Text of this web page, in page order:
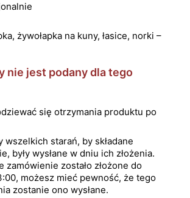
żywołapka na kuny, łasice, norki –
nie jest podany dla tego
się otrzymania produktu po
wszelkich starań, by składane
były wysłane w dniu ich złożenia.
zamówienie zostało złożone do
możesz mieć pewność, że tego
zostanie ono wysłane.